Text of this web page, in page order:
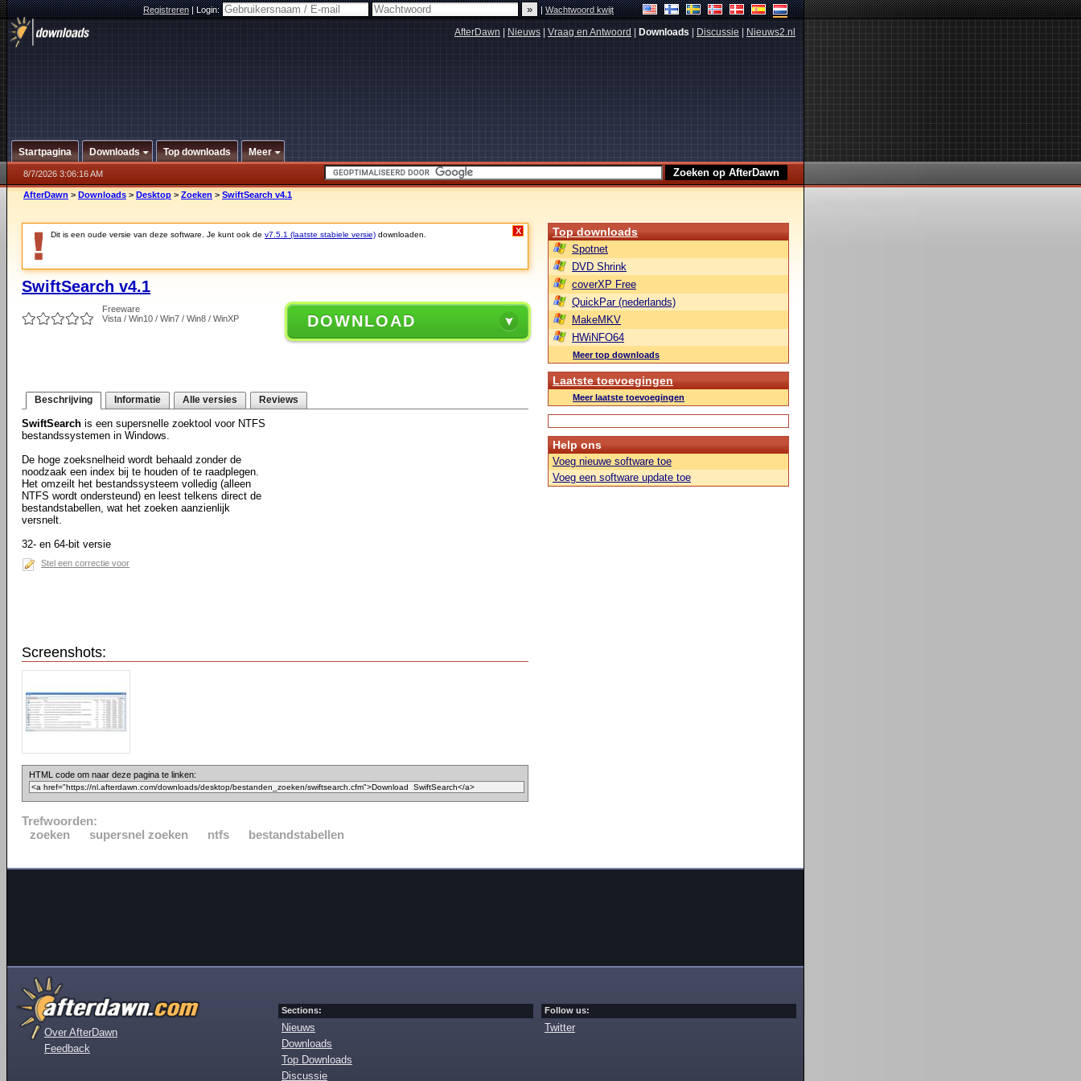
Registreren|Login: |Wachtwoord kwijt
AfterDawn Nieuws Vraag en Antwoord Downloads Discussie Nieuws2.nl
Startpagina Downloads Top downloads Meer
8/7/2026 3:06:16 AM
AfterDawn > Downloads > Desktop > Zoeken > SwiftSearch v4.1
Dit is een oude versie van deze software. Je kunt ook de v7.5.1 (laatste stabiele versie) downloaden. X
SwiftSearch v4.1
Freeware
Vista / Win10 / Win7 / Win8 / WinXP
DOWNLOAD
Beschrijving Informatie Alle versies Reviews
SwiftSearch is een supersnelle zoektool voor NTFS
bestandssystemen in Windows.
De hoge zoeksnelheid wordt behaald zonder de
noodzaak een index bij te houden of te raadplegen.
Het omzeilt het bestandssysteem volledig (alleen
NTFS wordt ondersteund) en leest telkens direct de
bestandstabellen, wat het zoeken aanzienlijk
versnelt.
32- en 64-bit versie
Stel een correctie voor
Screenshots:
HTML code om naar deze pagina te linken:
Trefwoorden:
zoeken
supersnel zoeken ntfs bestandstabellen
Top downloads
Spotnet
DVD Shrink
coverXP Free
QuickPar (nederlands)
MakeMKV
HWiNFO64
Meer top downloads
Laatste toevoegingen
Meer laatste toevoegingen
Help ons
Voeg nieuwe software toe
Voeg een software update toe
Over AfterDawn
Feedback
Sections:
Nieuws
Downloads
Top Downloads
Discussie
Follow us:
Twitter